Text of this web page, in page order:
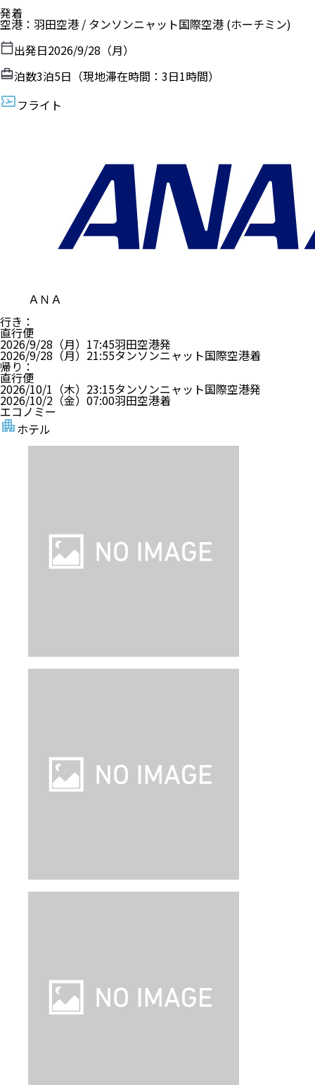
発着
空港 ： 羽田空港 / タンソンニャット国際空港 (ホーチミン)
出発日2026/9/28（月）
泊数3泊5日（現地滞在時間： 3日1時間）
フライト
ＡＮＡ
行き ：
直行便
2026/9/28（月） 17:45羽田空港発
2026/9/28（月） 21:55タンソンニャット国際空港着
帰り ：
直行便
2026/10/1（木） 23:15タンソンニャット国際空港発
2026/10/2（金） 07:00羽田空港着
エコノミー
ホテル